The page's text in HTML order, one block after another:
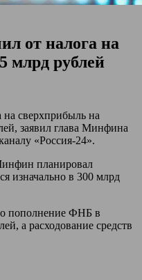
от налога на
млрд рублей
сверхприбыль на
заявил глава Минфина
«Россия-24».
планировал
изначально в 300 млрд
пополнение ФНБ в
а расходование средств